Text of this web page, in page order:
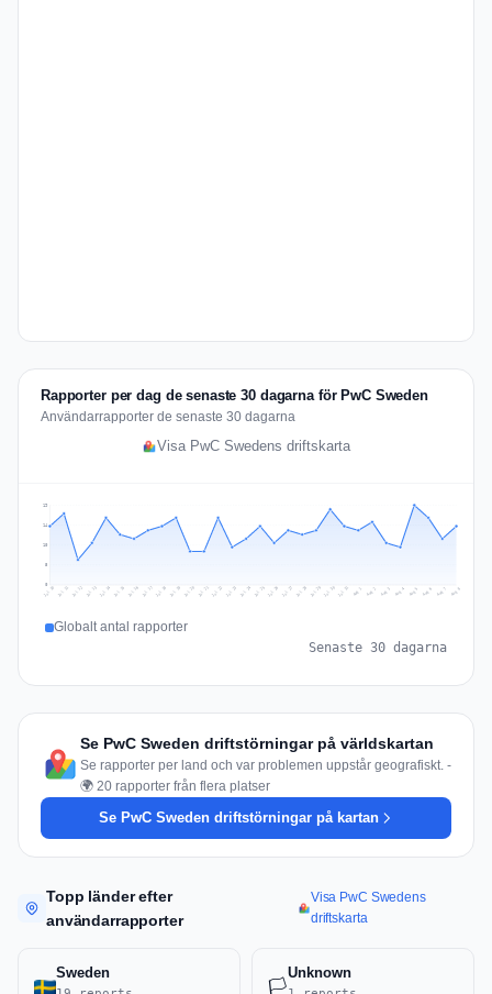
Rapporter per dag de senaste 30 dagarna för PwC Sweden
Användarrapporter de senaste 30 dagarna
Visa PwC Swedens driftskarta
10
14
19
Jul 10 Jul 11 Jul 12 Jul 13 Jul 14 Jul 15 Jul 16 Jul 17 Jul 18 Jul 19 Jul 20 Jul 21 Jul 22 Jul 23 Jul 24 Jul 25 Jul 26 Jul 27 Jul 28 Jul 29 Jul 30 Jul 31 Aug 1 Aug 2 Aug 3 Aug 4 Aug 5 Aug 6 Aug 7 Aug 8
Globalt antal rapporter
Senaste 30 dagarna
Se PwC Sweden driftstörningar på världskartan
Se rapporter per land och var problemen uppstår geografiskt. -
🌍 20 rapporter från flera platser
Se PwC Sweden driftstörningar på kartan
Topp länder efter
användarrapporter
Visa PwC Swedens
driftskarta
Sweden
🏳️
Unknown